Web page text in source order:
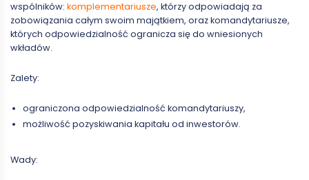
wspólników: komplementariusze, którzy odpowiadają za
zobowiązania całym swoim majątkiem, oraz komandytariusze,
których odpowiedzialność ogranicza się do wniesionych
wkładów.
Zalety:
ograniczona odpowiedzialność komandytariuszy,
możliwość pozyskiwania kapitału od inwestorów.
Wady: